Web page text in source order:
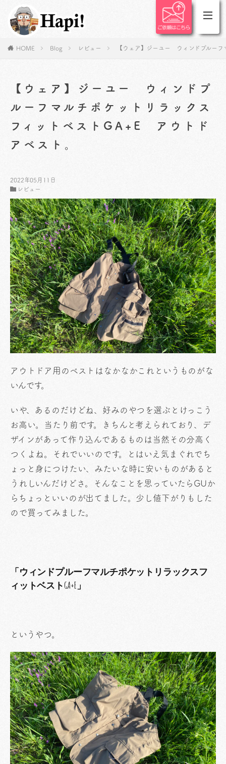
HOME Blog レビュー 【ウェア】ジーユー ウィンドプルー
【ウェア】ジーユー ウィンドプ
ルーフマルチポケットリラックス
フィットベストGA+E アウトド
アベスト。
2022年05月11日
レビュー
アウトドア用のベストはなかなかこれというものがな
いんです。
いや、あるのだけどね、好みのやつを選ぶとけっこう
お高い。当たり前です。きちんと考えられており、デ
ザインがあって作り込んであるものは当然その分高く
つくよね。それでいいのです。とはいえ気まぐれでち
ょっと身につけたい、みたいな時に安いものがあると
うれしいんだけどさ。そんなことを思っていたらGUか
らちょっといいのが出てました。少し値下がりもした
ので買ってみました。
「ウィンドプルーフマルチポケットリラックスフ
ィットベストGA+E」
というやつ。